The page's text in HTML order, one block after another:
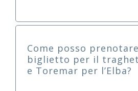
Come posso
biglietto per il
e Toremar per l’Elba?